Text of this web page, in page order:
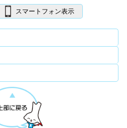
スマートフォン表示